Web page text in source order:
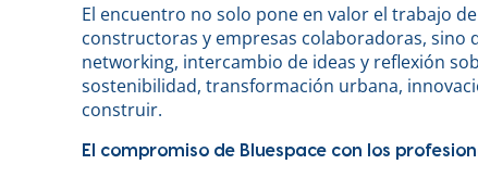
El encuentro no solo pone en valor el trabajo
constructoras y empresas colaboradoras, sino
networking, intercambio de ideas y reflexión
sostenibilidad, transformación urbana,
construir.
El compromiso de Bluespace con los